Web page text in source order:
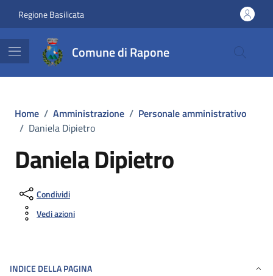
Regione Basilicata
Comune di Rapone
Home / Amministrazione / Personale amministrativo
/ Daniela Dipietro
Daniela Dipietro
Condividi
Vedi azioni
INDICE DELLA PAGINA